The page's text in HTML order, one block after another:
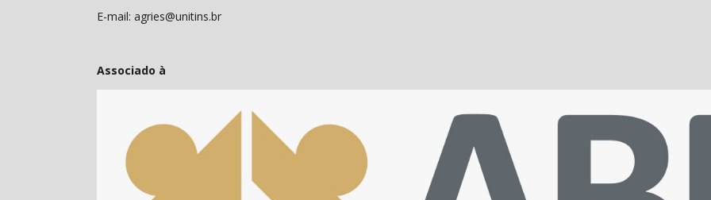
E-mail: agries@unitins.br
Associado à